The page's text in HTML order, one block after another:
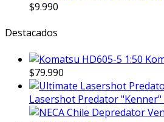
$9.990
Destacados
$79.990
Lasershot Predator "Kenner"